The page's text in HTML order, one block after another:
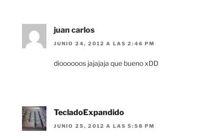
juan carlos
JUNIO 24, 2012 A LAS 2:46 PM
dioooooos jajajaja que bueno xDD
TecladoExpandido
JUNIO 25, 2012 A LAS 5:58 PM